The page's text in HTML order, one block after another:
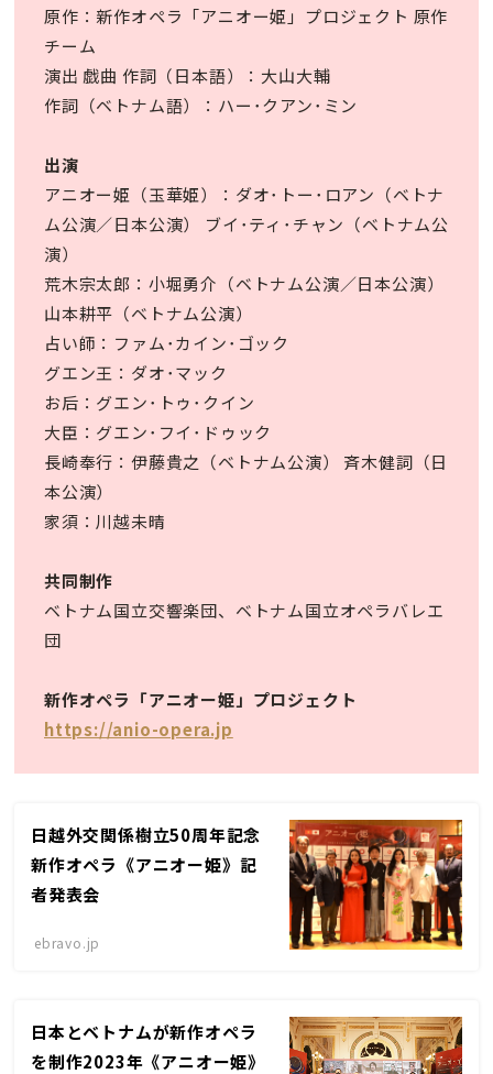
原作：新作オペラ「アニオー姫」プロジェクト 原作
チーム
演出 戯曲 作詞（日本語）：大山大輔
作詞（ベトナム語）：ハー･クアン･ミン
出演
アニオー姫（玉華姫）：ダオ･トー･ロアン（ベトナ
ム公演／日本公演） ブイ･ティ･チャン（ベトナム公
演）
荒木宗太郎：小堀勇介（ベトナム公演／日本公演）
山本耕平（ベトナム公演）
占い師：ファム･カイン･ゴック
グエン王：ダオ･マック
お后：グエン･トゥ･クイン
大臣：グエン･フイ･ドゥック
長崎奉行：伊藤貴之（ベトナム公演） 斉木健詞（日
本公演）
家須：川越未晴
共同制作
ベトナム国立交響楽団、ベトナム国立オペラバレエ
団
新作オペラ「アニオー姫」プロジェクト
https://anio-opera.jp
日越外交関係樹立50周年記念
新作オペラ《アニオー姫》記
者発表会
ebravo.jp
日本とベトナムが新作オペラ
を制作2023年《アニオー姫》